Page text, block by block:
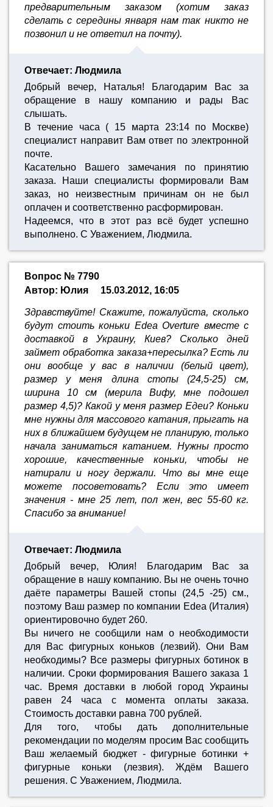
предварительным заказом (хотим заказ
сделать с середины января нам так никто не
позвонил и не ответил на почту).
Отвечает: Людмила
Добрый вечер, Наталья! Благодарим Вас за
обращение в нашу компанию и рады Вас
слышать.
В течение часа ( 15 марта 23:14 по Москве)
специалист направит Вам ответ по электронной
почте.
Касательно Вашего замечания по принятию
заказа. Наши специалисты формировали Вам
заказ, но неизвестным причинам он не был
оплачен и соответственно расформирован.
Надеемся, что в этот раз всё будет успешно
выполнено. С Уважением, Людмила.
Вопрос № 7790
Автор: Юлия
15.03.2012, 16:05
Здравствуйте! Скажите, пожалуйста, сколько
будут стоить коньки Edea Overture вместе с
доставкой в Украину, Киев? Сколько дней
займет обработка заказа+пересылка? Есть ли
они вообще у вас в наличии (белый цвет),
размер у меня длина стопы (24,5-25) см,
ширина 10 см (мерила Вифу, мне подошел
размер 4,5)? Какой у меня размер Едеи? Коньки
мне нужны для массового катания, прыгать на
них в ближайшем будущем не планирую, только
начала заниматься катанием. Нужны просто
хорошие, качественные коньки, чтобы не
натирали и ногу держали. Что вы мне еще
можете посоветовать? Если это имеет
значения - мне 25 лет, пол жен, вес 55-60 кг.
Спасибо за внимание!
Отвечает: Людмила
Добрый вечер, Юлия! Благодарим Вас за
обращение в нашу компанию. Вы не очень точно
даёте параметры Вашей стопы (24,5 -25) см.,
поэтому Ваш размер по компании Edea (Италия)
ориентировочно будет 260.
Вы ничего не сообщили нам о необходимости
для Вас фигурных коньков (лезвий). Они Вам
необходимы? Все размеры фигурных ботинок в
наличии. Сроки формирования Вашего заказа 1
час. Время доставки в любой город Украины
равен 24 часа с момента оплаты заказа.
Стоимость доставки равна 700 рублей.
Для того, чтобы дать дополнительные
рекомендации по моделям просим Вас сообщить
Ваш желаемый бюджет - фигурные ботинки +
фигурные коньки (лезвия). Ждём Вашего
решения. С Уважением, Людмила.